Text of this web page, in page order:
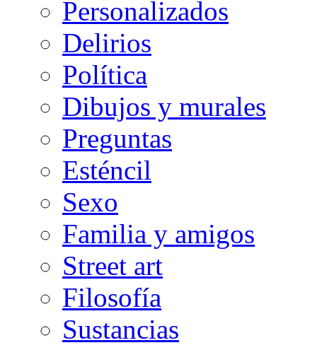
Personalizados
Delirios
Política
Dibujos y murales
Preguntas
Esténcil
Sexo
Familia y amigos
Street art
Filosofía
Sustancias